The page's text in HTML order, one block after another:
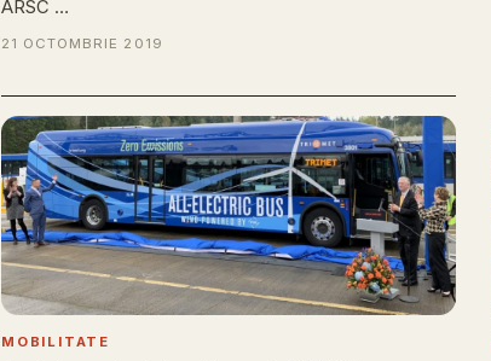
ARSC …
21 OCTOMBRIE 2019
MOBILITATE